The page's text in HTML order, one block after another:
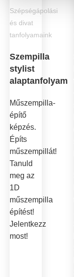
Szépségápolási
és divat
tanfolyamaink
Szempilla
stylist
alaptanfolyam
Műszempilla-
építő
képzés.
Építs
műszempillát!
Tanuld
meg az
1D
műszempilla
építést!
Jelentkezz
most!